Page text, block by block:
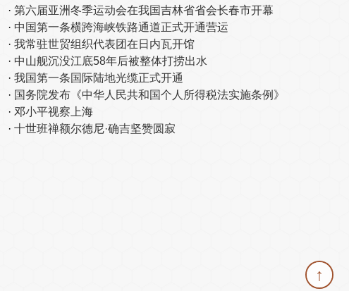
第六届亚洲冬季运动会在我国吉林省省会长春市开幕
中国第一条横跨海峡铁路通道正式开通营运
我常驻世贸组织代表团在日内瓦开馆
中山舰沉没江底58年后被整体打捞出水
我国第一条国际陆地光缆正式开通
国务院发布《中华人民共和国个人所得税法实施条例》
邓小平视察上海
十世班禅额尔德尼·确吉坚赞圆寂
↑